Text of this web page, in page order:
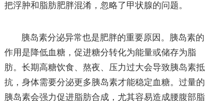
把浮肿和脂肪肥胖混淆，忽略了甲状腺的问题。
胰岛素分泌异常也是肥胖的重要原因。胰岛素的
作用是降低血糖，促进糖分转化为能量或储存为脂
肪。长期高糖饮食、熬夜、压力过大会导致胰岛素抵
抗，身体需要分泌更多胰岛素才能稳定血糖。过量的
胰岛素会强力促进脂肪合成，尤其容易造成腰腹部脂